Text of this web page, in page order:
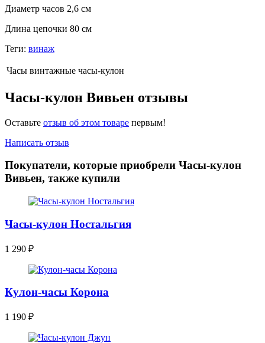
Диаметр часов 2,6 см
Длина цепочки 80 см
Теги: винаж
Часы винтажные часы-кулон
Часы-кулон Вивьен отзывы
Оставьте отзыв об этом товаре первым!
Написать отзыв
Покупатели, которые приобрели Часы-кулон
Вивьен, также купили
Часы-кулон Ностальгия
1 290 ₽
Кулон-часы Корона
1 190 ₽